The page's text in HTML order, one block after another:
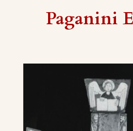
Paganini